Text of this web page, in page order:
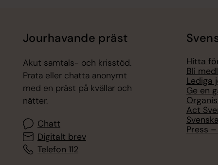
Jourhavande präst
Akut samtals- och krisstöd.
Prata eller chatta anonymt
med en präst på kvällar och
nätter.
Chatt
Digitalt brev
Telefon 112
Hitta
Bli
Lediga
Ge en
Act
Press